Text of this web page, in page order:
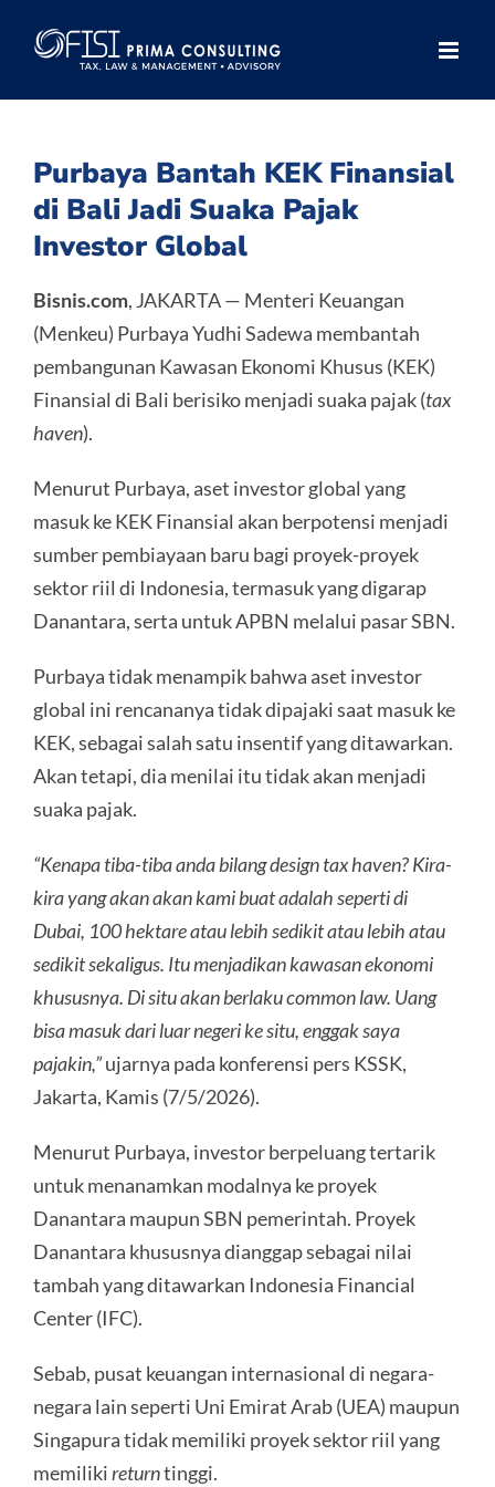
Purbaya Bantah KEK Finansial
di Bali Jadi Suaka Pajak
Investor Global
Bisnis.com, JAKARTA — Menteri Keuangan
(Menkeu) Purbaya Yudhi Sadewa membantah
pembangunan Kawasan Ekonomi Khusus (KEK)
Finansial di Bali berisiko menjadi suaka pajak (tax
haven).
Menurut Purbaya, aset investor global yang
masuk ke KEK Finansial akan berpotensi menjadi
sumber pembiayaan baru bagi proyek-proyek
sektor riil di Indonesia, termasuk yang digarap
Danantara, serta untuk APBN melalui pasar SBN.
Purbaya tidak menampik bahwa aset investor
global ini rencananya tidak dipajaki saat masuk ke
KEK, sebagai salah satu insentif yang ditawarkan.
Akan tetapi, dia menilai itu tidak akan menjadi
suaka pajak.
“Kenapa tiba-tiba anda bilang design tax haven? Kira-
kira yang akan akan kami buat adalah seperti di
Dubai, 100 hektare atau lebih sedikit atau lebih atau
sedikit sekaligus. Itu menjadikan kawasan ekonomi
khususnya. Di situ akan berlaku common law. Uang
bisa masuk dari luar negeri ke situ, enggak saya
pajakin,”ujarnya pada konferensi pers KSSK,
Jakarta, Kamis (7/5/2026).
Menurut Purbaya, investor berpeluang tertarik
untuk menanamkan modalnya ke proyek
Danantara maupun SBN pemerintah. Proyek
Danantara khususnya dianggap sebagai nilai
tambah yang ditawarkan Indonesia Financial
Center (IFC).
Sebab, pusat keuangan internasional di negara-
negara lain seperti Uni Emirat Arab (UEA) maupun
Singapura tidak memiliki proyek sektor riil yang
memilikireturntinggi.